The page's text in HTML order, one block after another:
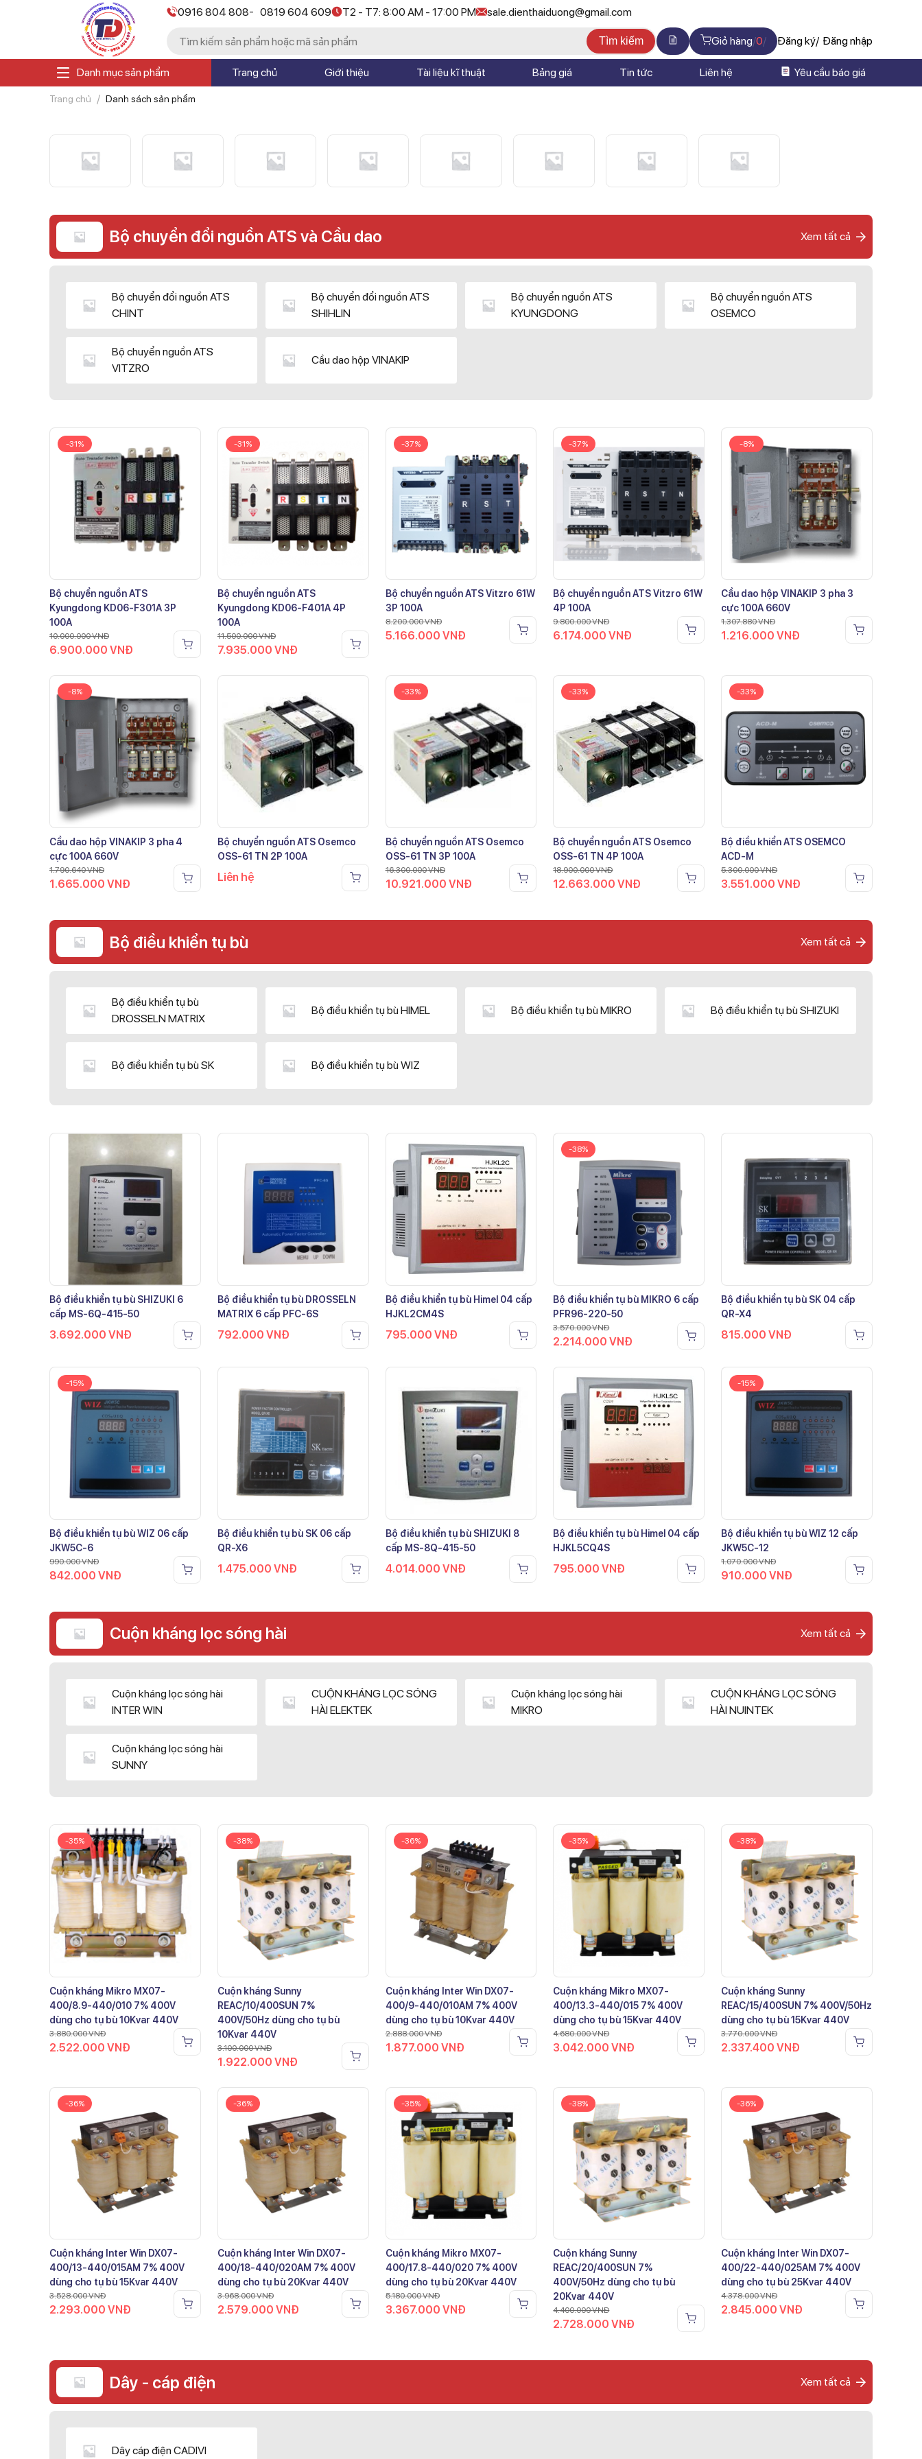
0916 804 808- 0819 604 609 T2 - T7: 8:00 AM - 17:00 PM sale.dienthaiduong@gmail.com
Tìm kiếm Giỏ hàng 0 Đăng ký Đăng nhập
Danh mục sản phẩm Trang chủ Giới thiệu Tài liệu kĩ thuật Bảng giá Tin tức Liên hệ Yêu cầu báo giá
Trang chủ Danh sách sản phẩm
Bộ chuyển đổi nguồn ATS và Cầu dao Xem tất cả
Bộ chuyển đổi nguồn ATS
CHINT
Bộ chuyển đổi nguồn ATS
SHIHLIN
Bộ chuyển nguồn ATS
KYUNGDONG
Bộ chuyển nguồn ATS
OSEMCO
Bộ chuyển nguồn ATS
VITZRO
Cầu dao hộp VINAKIP
-31%
Bộ chuyển nguồn ATS
Kyungdong KD06-F301A 3P
100A
10.000.000VNĐ
6.900.000 VNĐ
-31%
Bộ chuyển nguồn ATS
Kyungdong KD06-F401A 4P
100A
11.500.000VNĐ
7.935.000 VNĐ
-37%
Bộ chuyển nguồn ATS Vitzro 61W
3P 100A
8.200.000VNĐ
5.166.000 VNĐ
-37%
Bộ chuyển nguồn ATS Vitzro 61W
4P 100A
9.800.000VNĐ
6.174.000VNĐ
-8%
Cầu dao hộp VINAKIP 3 pha 3
cực 100A 660V
1.307.880VNĐ
1.216.000VNĐ
-8%
Cầu dao hộp VINAKIP 3 pha 4
cực 100A 660V
1.790.640VNĐ
1.665.000 VNĐ
Bộ chuyển nguồn ATS Osemco
OSS-61 TN 2P 100A
Liên hệ
-33%
Bộ chuyển nguồn ATS Osemco
OSS-61 TN 3P 100A
16.300.000VNĐ
10.921.000 VNĐ
-33%
Bộ chuyển nguồn ATS Osemco
OSS-61 TN 4P 100A
18.900.000VNĐ
12.663.000VNĐ
-33%
Bộ điều khiển ATS OSEMCO
ACD-M
5.300.000VNĐ
3.551.000VNĐ
Bộ điều khiển tụ bù Xem tất cả
Bộ điều khiển tụ bù
DROSSELN MATRIX
Bộ điều khiển tụ bù HIMEL Bộ điều khiển tụ bù MIKRO Bộ điều khiển tụ bù SHIZUKI
Bộ điều khiển tụ bù SK Bộ điều khiển tụ bù WIZ
Bộ điều khiển tụ bù SHIZUKI 6
cấp MS-6Q-415-50
3.692.000 VNĐ
Bộ điều khiển tụ bù DROSSELN
MATRIX 6 cấp PFC-6S
792.000 VNĐ
Bộ điều khiển tụ bù Himel 04 cấp
HJKL2CM4S
795.000 VNĐ
-38%
Bộ điều khiển tụ bù MIKRO 6 cấp
PFR96-220-50
3.570.000VNĐ
2.214.000VNĐ
Bộ điều khiển tụ bù SK 04 cấp
QR-X4
815.000VNĐ
-15%
Bộ điều khiển tụ bù WIZ 06 cấp
JKW5C-6
990.000VNĐ
842.000 VNĐ
Bộ điều khiển tụ bù SK 06 cấp
QR-X6
1.475.000 VNĐ
Bộ điều khiển tụ bù SHIZUKI 8
cấp MS-8Q-415-50
4.014.000 VNĐ
Bộ điều khiển tụ bù Himel 04 cấp
HJKL5CQ4S
795.000VNĐ
-15%
Bộ điều khiển tụ bù WIZ 12 cấp
JKW5C-12
1.070.000VNĐ
910.000VNĐ
Cuộn kháng lọc sóng hài Xem tất cả
Cuộn kháng lọc sóng hài
INTER WIN
CUỘN KHÁNG LỌC SÓNG
HÀI ELEKTEK
Cuộn kháng lọc sóng hài
MIKRO
CUỘN KHÁNG LỌC SÓNG
HÀI NUINTEK
Cuộn kháng lọc sóng hài
SUNNY
-35%
Cuộn kháng Mikro MX07-
400/8.9-440/010 7% 400V
dùng cho tụ bù 10Kvar 440V
3.880.000VNĐ
2.522.000 VNĐ
-38%
Cuộn kháng Sunny
REAC/10/400SUN 7%
400V/50Hz dùng cho tụ bù
10Kvar 440V
3.100.000VNĐ
1.922.000 VNĐ
-36%
Cuộn kháng Inter Win DX07-
400/9-440/010AM 7% 400V
dùng cho tụ bù 10Kvar 440V
2.888.000VNĐ
1.877.000 VNĐ
-35%
Cuộn kháng Mikro MX07-
400/13.3-440/015 7% 400V
dùng cho tụ bù 15Kvar 440V
4.680.000VNĐ
3.042.000VNĐ
-38%
Cuộn kháng Sunny
REAC/15/400SUN 7% 400V/50Hz
dùng cho tụ bù 15Kvar 440V
3.770.000VNĐ
2.337.400VNĐ
-36%
Cuộn kháng Inter Win DX07-
400/13-440/015AM 7% 400V
dùng cho tụ bù 15Kvar 440V
3.528.000VNĐ
2.293.000 VNĐ
-36%
Cuộn kháng Inter Win DX07-
400/18-440/020AM 7% 400V
dùng cho tụ bù 20Kvar 440V
3.968.000VNĐ
2.579.000 VNĐ
-35%
Cuộn kháng Mikro MX07-
400/17.8-440/020 7% 400V
dùng cho tụ bù 20Kvar 440V
5.180.000VNĐ
3.367.000 VNĐ
-38%
Cuộn kháng Sunny
REAC/20/400SUN 7%
400V/50Hz dùng cho tụ bù
20Kvar 440V
4.400.000VNĐ
2.728.000VNĐ
-36%
Cuộn kháng Inter Win DX07-
400/22-440/025AM 7% 400V
dùng cho tụ bù 25Kvar 440V
4.378.000VNĐ
2.845.000VNĐ
Dây - cáp điện Xem tất cả
Dây cáp điện CADIVI